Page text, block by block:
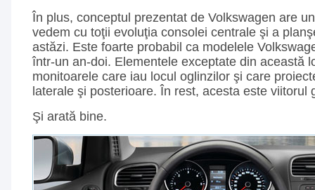
În plus, conceptul prezentat de Volkswagen are
vedem cu toţii evoluţia consolei centrale şi a
astăzi. Este foarte probabil ca modelele
într-un an-doi. Elementele exceptate din această
monitoarele care iau locul oglinzilor şi care
laterale şi posterioare. În rest, acesta este viitorul
Şi arată bine.